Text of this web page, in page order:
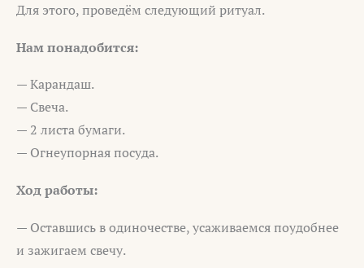
Для этого, проведём следующий ритуал.
Нам понадобится:
— Карандаш.
— Свеча.
— 2 листа бумаги.
— Огнеупорная посуда.
Ход работы:
— Оставшись в одиночестве, усаживаемся поудобнее
и зажигаем свечу.